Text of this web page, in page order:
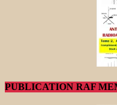
PUBLICATION RAF